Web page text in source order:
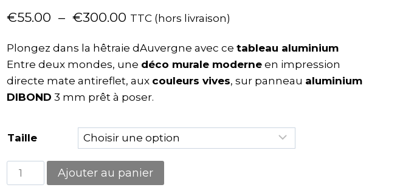
€55.00 – €300.00 TTC (hors livraison)
Plongez dans la hêtraie dAuvergne avec ce tableau aluminium
Entre deux mondes, une déco murale moderneen impression
directe mate antireflet, aux couleurs vives, sur panneau aluminium
DIBOND 3 mm prêt à poser.
Taille
Ajouter au panier